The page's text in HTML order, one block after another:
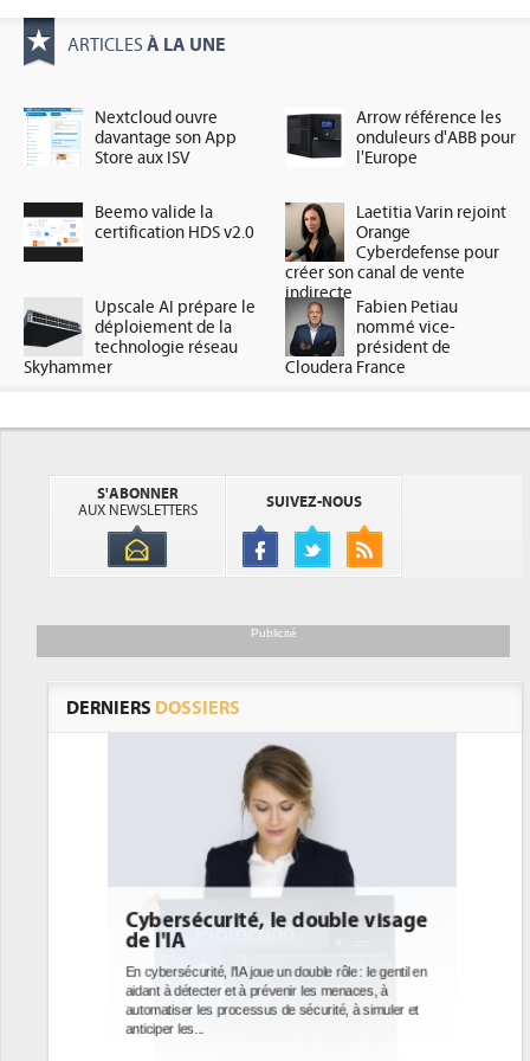
ARTICLES À LA UNE
Nextcloud ouvre
davantage son App
Store aux ISV
Arrow référence les
onduleurs d'ABB pour
l'Europe
Beemo valide la
certification HDS v2.0
Laetitia Varin rejoint
Orange
Cyberdefense pour
créer son canal de vente
indirecte
Upscale AI prépare le
déploiement de la
technologie réseau
Skyhammer
Fabien Petiau
nommé vice-
président de
Cloudera France
S'ABONNER
AUX NEWSLETTERS
SUIVEZ-NOUS
Publicité
DERNIERS DOSSIERS
DEE: l'efficacité énergétique
bientôt une obligation pour les
datacenters
Des datacenters plus durables et plus efficaces, c'est
ce que recherchent les pouvoirs publics européens
avec la mise en oeuvre de la nouvelle Directive sur